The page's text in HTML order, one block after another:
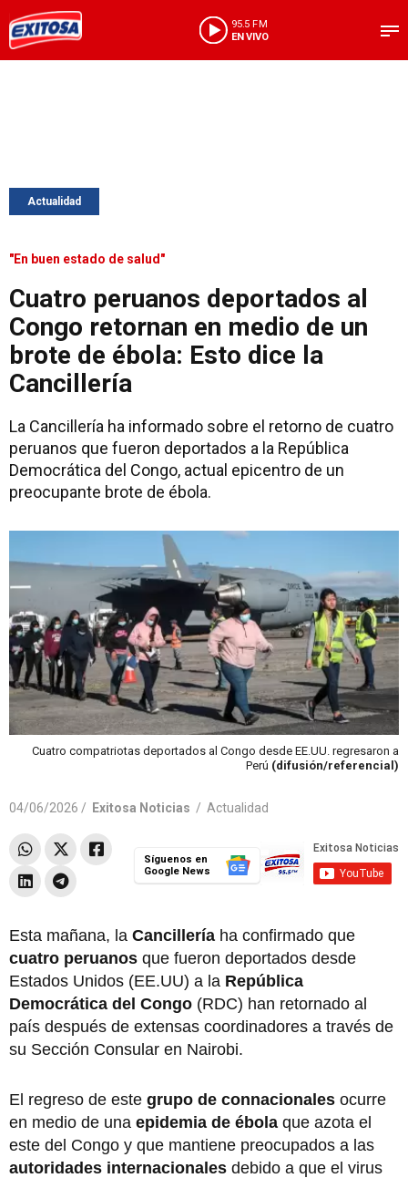
95.5 FM
EN VIVO
Actualidad
"En buen estado de salud"
Cuatro peruanos deportados al
Congo retornan en medio de un
brote de ébola: Esto dice la
Cancillería
La Cancillería ha informado sobre el retorno de cuatro
peruanos que fueron deportados a la República
Democrática del Congo, actual epicentro de un
preocupante brote de ébola.
Cuatro compatriotas deportados al Congo desde EE.UU. regresaron a
Perú (difusión/referencial)
04/06/2026 / Exitosa Noticias / Actualidad
Síguenos en
Google News
Esta mañana, la Cancillería ha confirmado que
cuatro peruanos que fueron deportados desde
Estados Unidos (EE.UU) a la República
Democrática del Congo (RDC) han retornado al
país después de extensas coordinadores a través de
su Sección Consular en Nairobi.
El regreso de este grupo de connacionales ocurre
en medio de una epidemia de ébola que azota el
este del Congo y que mantiene preocupados a las
autoridades internacionales debido a que el virus